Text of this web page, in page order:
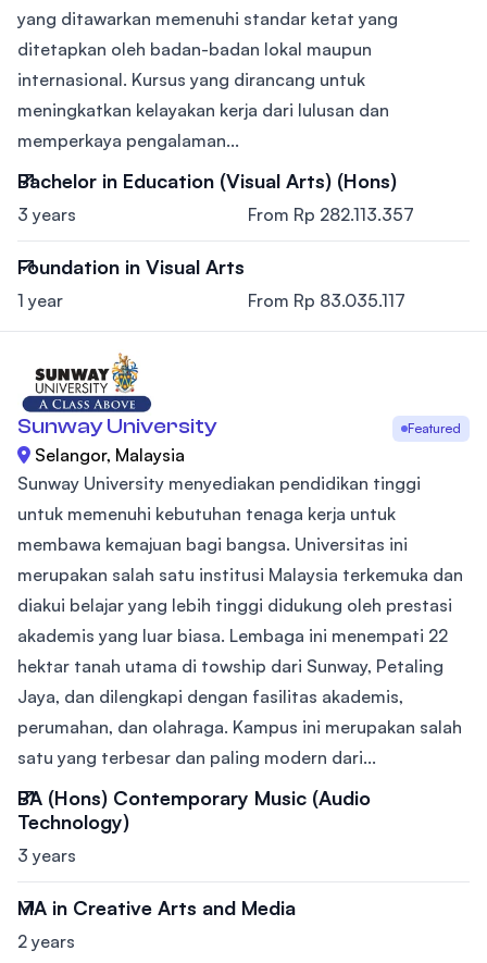
yang ditawarkan memenuhi standar ketat yang
ditetapkan oleh badan-badan lokal maupun
internasional. Kursus yang dirancang untuk
meningkatkan kelayakan kerja dari lulusan dan
memperkaya pengalaman...
Bachelor in Education (Visual Arts) (Hons)
3 years From Rp 282.113.357
Foundation in Visual Arts
1 year From Rp 83.035.117
Sunway University Featured
Selangor, Malaysia
Sunway University menyediakan pendidikan tinggi
untuk memenuhi kebutuhan tenaga kerja untuk
membawa kemajuan bagi bangsa. Universitas ini
merupakan salah satu institusi Malaysia terkemuka dan
diakui belajar yang lebih tinggi didukung oleh prestasi
akademis yang luar biasa. Lembaga ini menempati 22
hektar tanah utama di towship dari Sunway, Petaling
Jaya, dan dilengkapi dengan fasilitas akademis,
perumahan, dan olahraga. Kampus ini merupakan salah
satu yang terbesar dan paling modern dari...
BA (Hons) Contemporary Music (Audio
Technology)
3 years
MA in Creative Arts and Media
2 years